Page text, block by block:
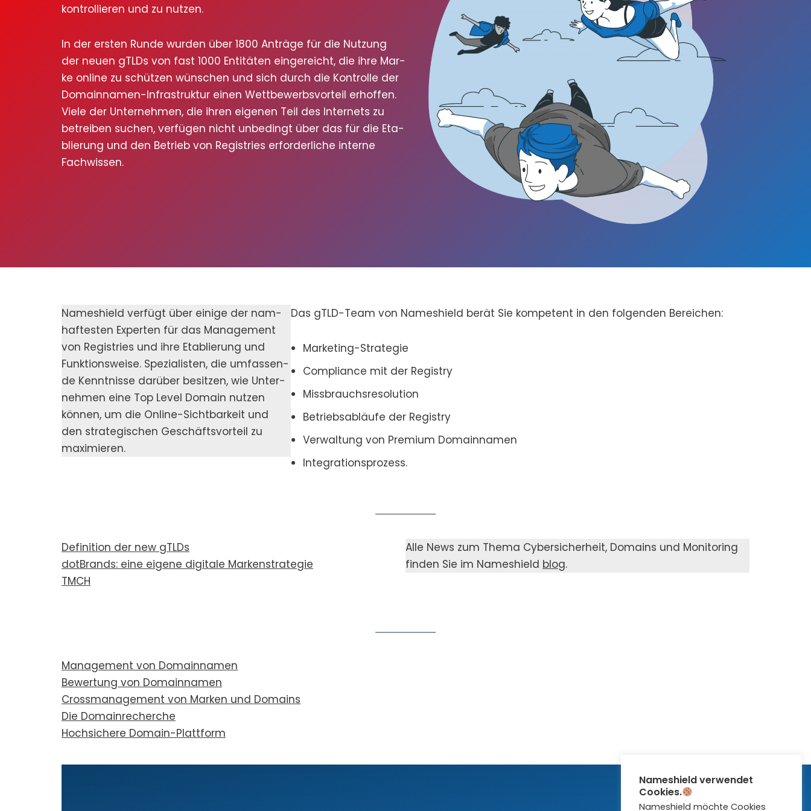
kon­trol­lie­ren und zu nut­zen.
In der ers­ten Run­de wur­den über 1800 Anträ­ge für die Nut­zung
der neu­en gTLDs von fast 1000 Enti­tä­ten ein­ge­reicht, die ihre Mar­
ke online zu schüt­zen wün­schen und sich durch die Kon­trol­le der
Domain­na­men-Infra­struk­tur einen Wett­be­werbs­vor­teil erhof­fen.
Vie­le der Unter­neh­men, die ihren eige­nen Teil des Inter­nets zu
betrei­ben suchen, ver­fü­gen nicht unbe­dingt über das für die Eta­
blie­rung und den Betrieb von Regis­tries erfor­der­li­che inter­ne
Fach­wis­sen.
Names­hield ver­fügt über eini­ge der nam­
haf­tes­ten Exper­ten für das Manage­ment
von Regis­tries und ihre Eta­blie­rung und
Funk­ti­ons­wei­se. Spe­zia­lis­ten, die umfas­sen­
de Kennt­nis­se dar­über besit­zen, wie Unter­
neh­men eine Top Level Domain nut­zen
kön­nen, um die Online-Sicht­bar­keit und
den stra­te­gi­schen Geschäfts­vor­teil zu
maxi­mie­ren.
Das gTLD-Team von Names­hield berät Sie kom­pe­tent in den fol­gen­den Berei­chen:
Mar­ke­ting-Stra­te­gie
Com­pli­ance mit der Regis­try
Miss­brauchs­re­so­lu­ti­on
Betriebs­ab­läu­fe der Regis­try
Ver­wal­tung von Pre­mi­um Domain­na­men
Inte­gra­ti­ons­pro­zess.
Defi­ni­ti­on der new gTLDs
dot­Brands: eine eige­ne digi­ta­le Mar­ken­stra­te­gie
TMCH
Alle News zum The­ma Cyber­si­cher­heit, Domains und Moni­to­ring
fin­den Sie im Names­hield blog.
Manage­ment von Domain­na­men
Bewer­tung von Domain­na­men
Cross­ma­nage­ment von Mar­ken und Domains
Die Domain­re­cher­che
Hoch­si­che­re Domain-Platt­form
Nameshield verwendet
Cookies.
Nameshield möchte Cookies